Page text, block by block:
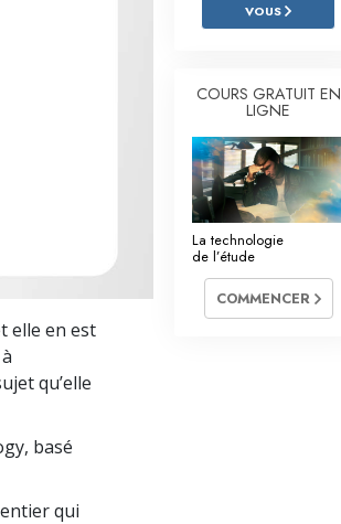
L’échelle des tons émotionnels
Des outils pour le monde du travail
L’éthique et les conditions
La raison de l’oppression
Les investigations
Les fondements de l’organisation
elle en est
qu’elle
basé
qui
VOUS
COURS GRATUIT EN
LIGNE
La technologie
de l’étude
COMMENCER